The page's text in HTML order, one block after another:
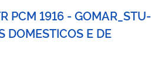
PCM 1916 - GOMAR_STU-
DOMESTICOS E DE